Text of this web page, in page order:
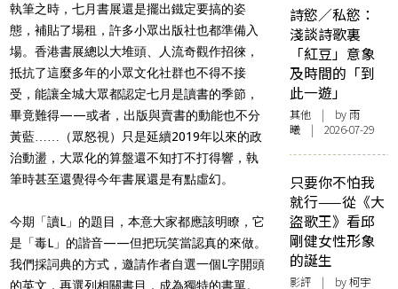
執筆之時，七月書展還是擺出鐵定要搞的姿
態，補貼了場租，許多小眾出版社也都準備入
場。香港書展總以大堆頭、人流奇觀作招徠，
抵抗了這麼多年的小眾文化社群也不得不接
受，能讓全城大眾都認定七月是讀書的季節，
畢竟難得——或者，出版與賣書的動能也不分
黃藍……（眾怒視）只是延續2019年以來的政
治動盪，大眾化的算盤還不知打不打得響，執
筆時甚至還覺得今年書展還是有點虛幻。
今期「讀L」的題目，本意大家都應該明瞭，它
是「毒L」的諧音——但把玩笑當認真的來做。
我們採詞典的方式，邀請作者自選一個L字開頭
的英文，再選列相關書目，成為獨特的書單。
詩慾／私慾：
淺談詩歌裏
「紅豆」意象
及時間的「到
此一遊」
其他 | by 雨
曦 | 2026-07-29
只要你不怕我
就行——從《大
盜歌王》看邱
剛健女性形象
的誕生
影評 | by 柯宇